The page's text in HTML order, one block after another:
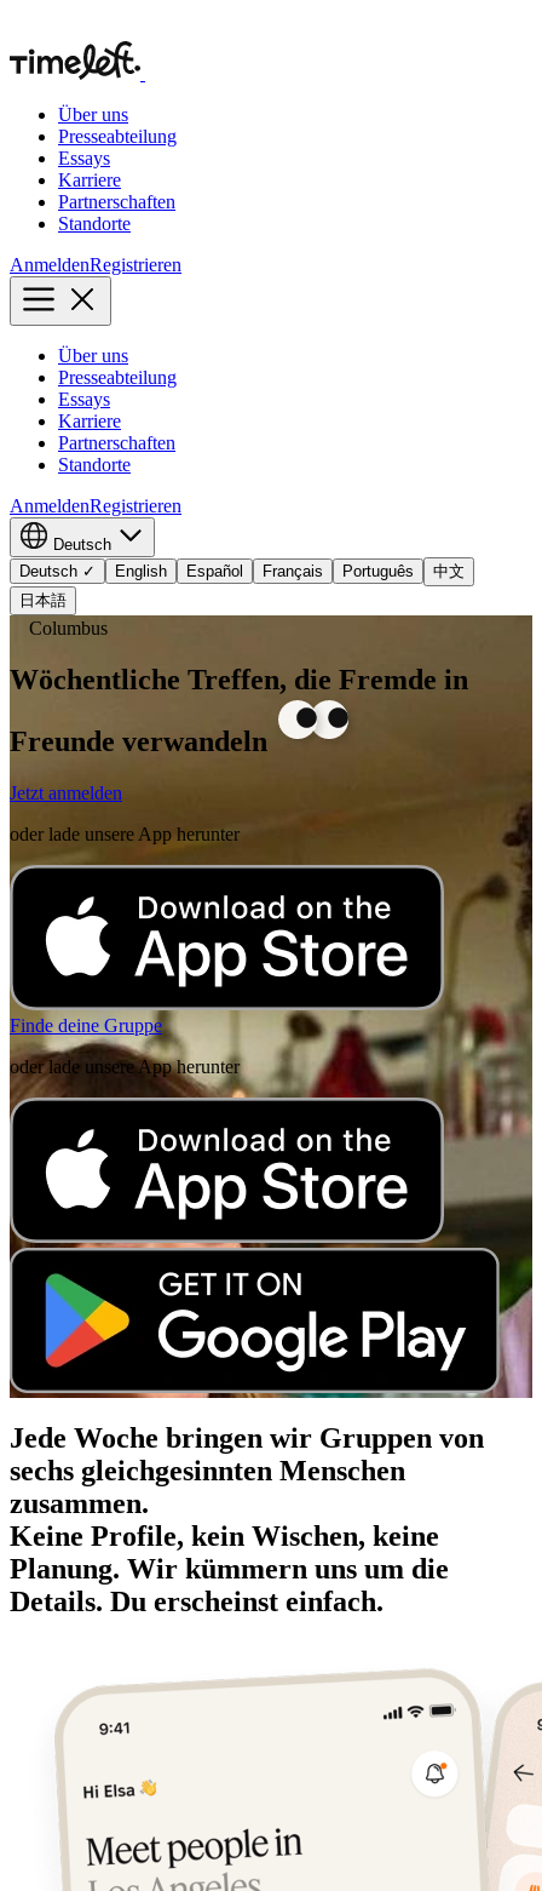
Über uns
Presseabteilung
Essays
Karriere
Partnerschaften
Standorte
AnmeldenRegistrieren
Über uns
Presseabteilung
Essays
Karriere
Partnerschaften
Standorte
AnmeldenRegistrieren
Deutsch
Deutsch ✓ English Español Français Português
中文
日本語
Columbus
Wöchentliche Treffen, die Fremde in
Freunde verwandeln
Jetzt anmelden
oder lade unsere App herunter
Finde deine Gruppe
oder lade unsere App herunter
Jede Woche bringen wir Gruppen von
sechs gleichgesinnten Menschen
zusammen.
Keine Profile, kein Wischen, keine
Planung. Wir kümmern uns um die
Details. Du erscheinst einfach.